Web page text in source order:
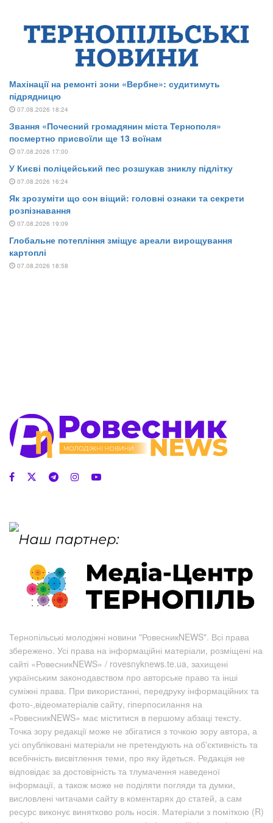
Тернопільські молодіжні новини "РовесникNEWS". Всі права
збережено. Усі права на інформаційні матеріали, розміщені на
сайті «РовесникNEWS» / rovesnyknews.te.ua, захищені
українським законодавством про авторське право та інші
суміжні права. При використанні, передруку інформаційних та
фото-,відеоматеріалів сайту, гіперпосилання на
«РовесникNEWS» має міститися в першому абзаці тексту.
Точка зору редакції може не збігатися з точкою зору автора, а
усі опубліковані матеріали не претендують на об'єктивність та
всебічність висвітлення теми, про яку йдеться. Редакція не
відповідає за достовірність та тлумачення наведеної
інформації, а також може не поділяти погляди та думки,
висловлені читачами сайту в коментарях до статей, а сам
ресурс виконує винятково роль носія. Матеріали з поміткою (R)